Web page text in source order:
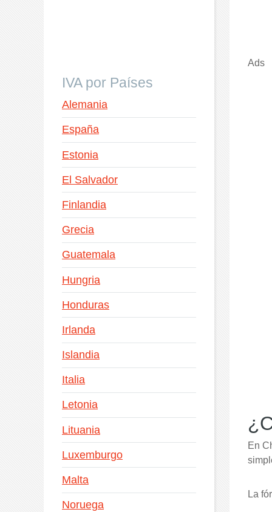
IVA por Países
Alemania
España
Estonia
El Salvador
Finlandia
Grecia
Guatemala
Hungria
Honduras
Irlanda
Islandia
Italia
Letonia
Lituania
Luxemburgo
Malta
Noruega
Ads
En
La